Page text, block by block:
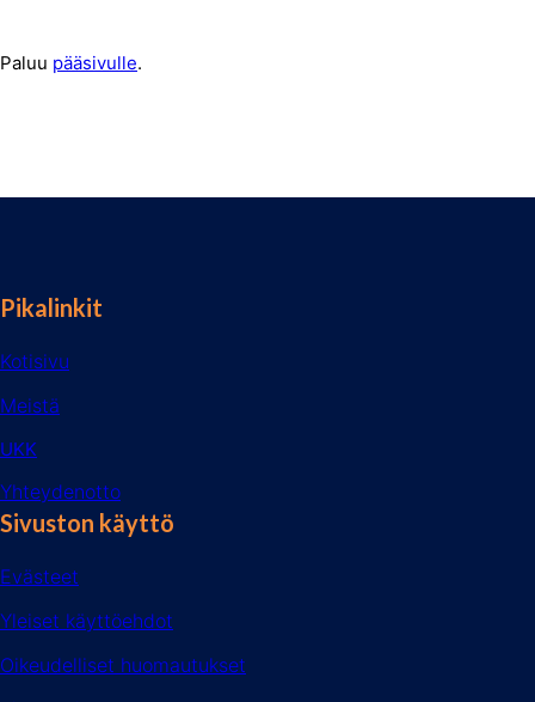
Paluu pääsivulle.
Pikalinkit
Kotisivu
Meistä
UKK
Yhteydenotto
Sivuston käyttö
Evästeet
Yleiset käyttöehdot
Oikeudelliset huomautukset